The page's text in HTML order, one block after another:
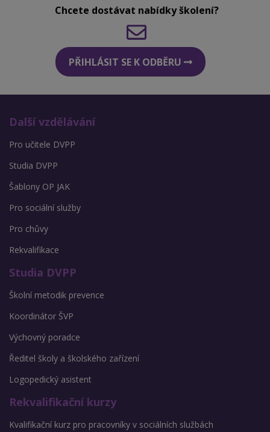
Chcete dostávat nabídky školení?
PŘIHLÁSIT SE K ODBĚRU
Další vzdělávání
Pro učitele DVPP
Studia DVPP
Šablony OP JAK
Pro sociální služby
Pro chůvy
Rekvalifikace
Studia DVPP
Školní metodik prevence
Koordinátor ŠVP
Výchovný poradce
Ředitel školy a školského zařízení
Logopedický asistent
Rekvalifikační kurzy
Kvalifikační kurz pro pracovníky v sociálních službách